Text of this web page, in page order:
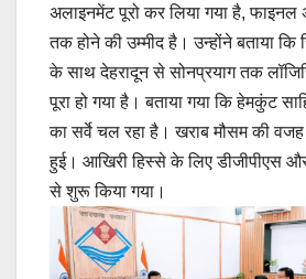
अलाइनमेंट पूरो कर लिया गया है,
तक होने की उम्मीद है। उन्होंने बताया
के साथ देहरादून से सोनप्रयाग तक
पूरा हो गया है। बताया गया कि हेमकुंट
का सर्वे चल रहा है। खराब मौसम की वजह
हुई। आखिरी हिस्से के लिए डीजीपीएस
से शुरू किया गया।